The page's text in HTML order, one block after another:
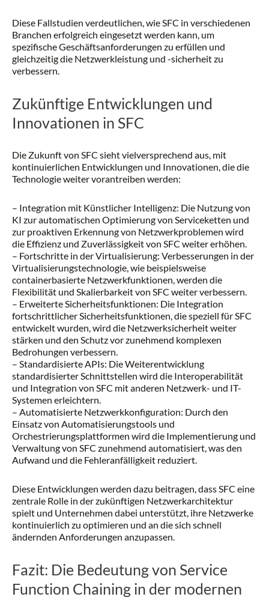
Diese Fallstudien verdeutlichen, wie SFC in verschiedenen
Branchen erfolgreich eingesetzt werden kann, um
spezifische Geschäftsanforderungen zu erfüllen und
gleichzeitig die Netzwerkleistung und -sicherheit zu
verbessern.
Zukünftige Entwicklungen und
Innovationen in SFC
Die Zukunft von SFC sieht vielversprechend aus, mit
kontinuierlichen Entwicklungen und Innovationen, die die
Technologie weiter vorantreiben werden:
– Integration mit Künstlicher Intelligenz: Die Nutzung von
KI zur automatischen Optimierung von Serviceketten und
zur proaktiven Erkennung von Netzwerkproblemen wird
die Effizienz und Zuverlässigkeit von SFC weiter erhöhen.
– Fortschritte in der Virtualisierung: Verbesserungen in der
Virtualisierungstechnologie, wie beispielsweise
containerbasierte Netzwerkfunktionen, werden die
Flexibilität und Skalierbarkeit von SFC weiter verbessern.
– Erweiterte Sicherheitsfunktionen: Die Integration
fortschrittlicher Sicherheitsfunktionen, die speziell für SFC
entwickelt wurden, wird die Netzwerksicherheit weiter
stärken und den Schutz vor zunehmend komplexen
Bedrohungen verbessern.
– Standardisierte APIs: Die Weiterentwicklung
standardisierter Schnittstellen wird die Interoperabilität
und Integration von SFC mit anderen Netzwerk- und IT-
Systemen erleichtern.
– Automatisierte Netzwerkkonfiguration: Durch den
Einsatz von Automatisierungstools und
Orchestrierungsplattformen wird die Implementierung und
Verwaltung von SFC zunehmend automatisiert, was den
Aufwand und die Fehleranfälligkeit reduziert.
Diese Entwicklungen werden dazu beitragen, dass SFC eine
zentrale Rolle in der zukünftigen Netzwerkarchitektur
spielt und Unternehmen dabei unterstützt, ihre Netzwerke
kontinuierlich zu optimieren und an die sich schnell
ändernden Anforderungen anzupassen.
Fazit: Die Bedeutung von Service
Function Chaining in der modernen